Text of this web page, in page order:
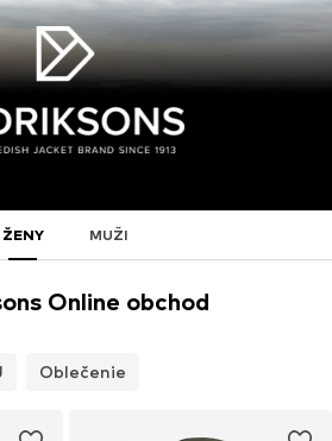
ŽENY MUŽI
Online obchod
Oblečenie